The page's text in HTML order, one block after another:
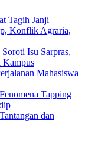
Tagih Janji
Konflik Agraria,
Isu Sarpras,
Kampus
Mahasiswa
Tapping
dan